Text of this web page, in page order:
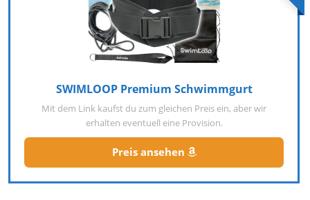
SWIMLOOP Premium Schwimmgurt
Mit dem Link kaufst du zum gleichen Preis ein, aber wir
erhalten eventuell eine Provision.
Preis ansehen